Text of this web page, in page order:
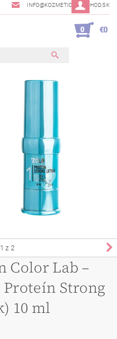
INFO@KOZMETICKYOBCHOD.SK
0 €0
1 z 2
Color Lab –
Strong
10 ml